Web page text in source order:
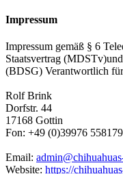
Impressum
Impressum gemäß § 6
Staatsvertrag
(BDSG) Verantwortlich
Rolf Brink
Dorfstr. 44
17168 Gottin
Fon: +49 (0)39976 558179
Email:
Website: https://